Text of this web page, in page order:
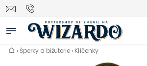
Vyhledávání
›Šperky a bižuterie › Klíčenky